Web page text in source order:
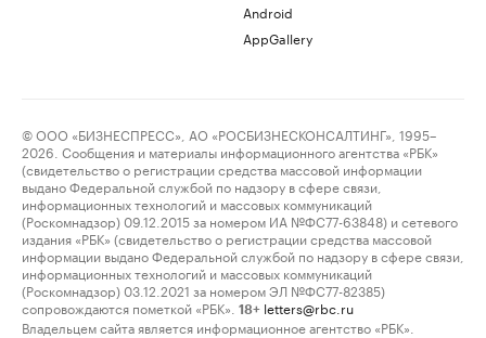
Android
AppGallery
© ООО «БИЗНЕСПРЕСС», АО «РОСБИЗНЕСКОНСАЛТИНГ», 1995–
2026. Сообщения и материалы информационного агентства «РБК»
(свидетельство о регистрации средства массовой информации
выдано Федеральной службой по надзору в сфере связи,
информационных технологий и массовых коммуникаций
(Роскомнадзор) 09.12.2015 за номером ИА №ФС77-63848) и сетевого
издания «РБК» (свидетельство о регистрации средства массовой
информации выдано Федеральной службой по надзору в сфере связи,
информационных технологий и массовых коммуникаций
(Роскомнадзор) 03.12.2021 за номером ЭЛ №ФС77-82385)
сопровождаются пометкой «РБК».
18+ letters@rbc.ru
Владельцем сайта является информационное агентство «РБК».